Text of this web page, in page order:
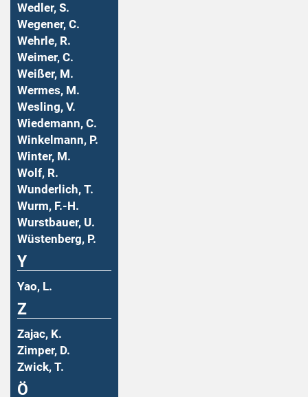
Wedler, S.
Wegener, C.
Wehrle, R.
Weimer, C.
Weißer, M.
Wermes, M.
Wesling, V.
Wiedemann, C.
Winkelmann, P.
Winter, M.
Wolf, R.
Wunderlich, T.
Wurm, F.-H.
Wurstbauer, U.
Wüstenberg, P.
Y
Yao, L.
Z
Zajac, K.
Zimper, D.
Zwick, T.
Ö